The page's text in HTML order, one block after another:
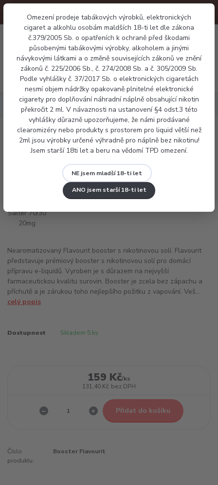
Omezení prodeje tabákových výrobků, elektronických
cigaret a alkohlu osobám maldších 18-ti let dle zákona
č.379/2005 Sb. o opatřeních k ochraně před škodami
působenými tabákovými výrobky, alkoholem a jinými
návykovými látkami a o změně souvisejících zákonů ve znění
zákonů č. 225/2006 Sb., č. 274/2008 Sb. a č. 305/2009 Sb.
Podle vyhlášky č. 37/2017 Sb. o elektronických cigaretách
nesmí objem nádržky opakovaně plnitelné elektronické
cigarety pro doplňování náhradní náplně obsahující nikotin
překročit 2 ml. V návaznosti na ustanovení §4 odst.3 této
vyhlášky důrazně upozorňujeme, že námi prodávané
clearomizéry nebo produkty s prostorem pro liquid větší než
2ml jsou výrobky určené výhradně pro náplně bez nikotinu!
Jsem starší 18ti let a beru na vědomí TPD omezení.
NE jsem mladší 18-ti let
ANO jsem starší 18-ti let
Menu
0 Kč
Báze a příchutě Flavourit Salter 70/30 20mg
Flavourit Salter 70/30 20mg
Nearomatizovaný Flavourit booster s nikotinovou solí. Flavourit
představuje prémiový booster s nikotinovou solí pro domácí
přípravu e-liquidů. Vyroben je s důrazem na nejvyšší
farmaceutickou kvalitu surovin. Booster je zcela bez zápachu a
příchutě a je zárukou toho nejlepšího požitku z vapování. Veš...
celý popis
Dostupnost Skladem 5 ks
159 Kč/ks
131,40 Kč bez DPH
Přidat do košíku
Číslo
produktu:
Booster Flavourit